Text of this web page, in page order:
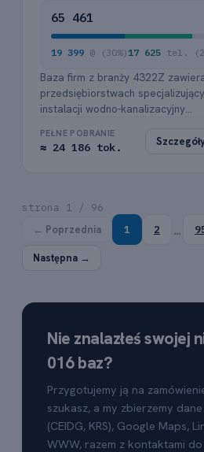
65 461
19 399 @ (30%)17 625 tel.
Baza firm z branży 4322Z
przedsiębiorstwach
instalacji wodno-kanalizacyjny...
PEŁNE POBRANIE
≈ 24 186 tok.
strona 1 / 96
← Poprzednia 1 2 …
Następna →
Nie znalazłeś swojej
016 baz?
Przygotujemy ją na
szukasz, a my zbierzemy
(CEIDG, KRS), Google Maps,
WWW, razem z kontaktami